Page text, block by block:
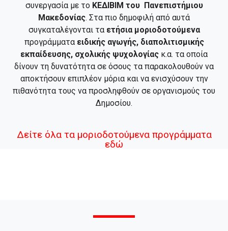
συνεργασία με το ΚΕΔΙΒΙΜ του Πανεπιστήμιου
Μακεδονίας. Στα πιο δημοφιλή από αυτά
συγκαταλέγονται τα ετήσια μοριοδοτούμενα
προγράμματα ειδικής αγωγής, διαπολιτισμικής
εκπαίδευσης, σχολικής ψυχολογίας κ.α. τα οποία
δίνουν τη δυνατότητα σε όσους τα παρακολουθούν να
αποκτήσουν επιπλέον μόρια και να ενισχύσουν την
πιθανότητα τους να προσληφθούν σε οργανισμούς του
Δημοσίου.
Δείτε όλα τα μοριοδοτούμενα προγράμματα
εδώ